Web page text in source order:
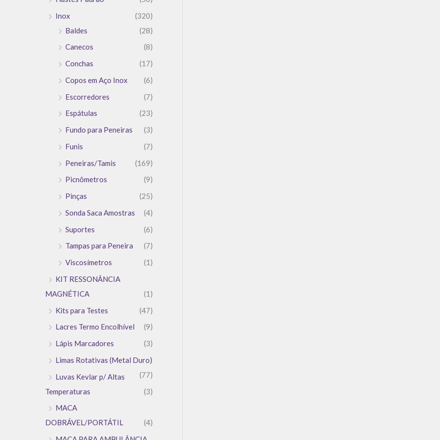
Inox
(320)
Baldes
(28)
Canecos
(8)
Conchas
(17)
Copos em Aço Inox
(6)
Escorredores
(7)
Espátulas
(23)
Fundo para Peneiras
(3)
Funis
(7)
Peneiras/Tamis
(169)
Picnômetros
(9)
Pinças
(25)
Sonda Saca Amostras
(4)
Suportes
(6)
Tampas para Peneira
(7)
Viscosímetros
(1)
KIT RESSONÂNCIA
MAGNÉTICA
(1)
Kits para Testes
(47)
Lacres Termo Encolhível
(9)
Lápis Marcadores
(3)
Limas Rotativas (Metal Duro)
(77)
Luvas Kevlar p/ Altas
Temperaturas
(3)
MACA
DOBRÁVEL/PORTÁTIL
(4)